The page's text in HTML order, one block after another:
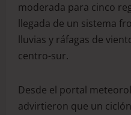
moderada para cinco
llegada de un sistema
lluvias y ráfagas de
centro-sur.
Desde el portal
advirtieron que un